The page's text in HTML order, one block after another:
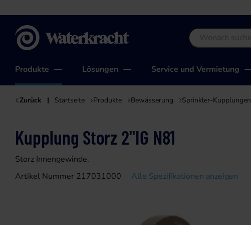
Produkte Lösungen Service und Vermietung
Zurück Startseite Produkte Bewässerung Sprinkler-Kupplungen
Kupplung Storz 2"IG N81
Storz Innengewinde.
Artikel Nummer 217031000
Alle Spezifikationen anzeigen